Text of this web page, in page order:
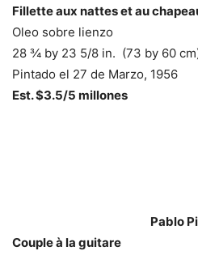
Fillette aux nattes et au
Oleo sobre lienzo
28 ¾ by 23 5/8 in. (73 by 60
Pintado el 27 de Marzo, 1956
Est. $3.5/5 millones
Pablo
Couple à la guitare